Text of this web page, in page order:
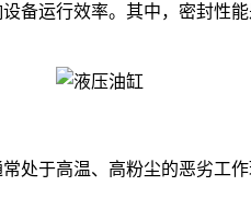
备运行效率。其中，密封性
处于高温、高粉尘的恶劣工